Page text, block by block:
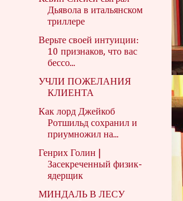
Дьявола в итальянском
триллере
Верьте своей интуиции:
10 признаков, что вас
бессо...
УЧЛИ ПОЖЕЛАНИЯ
КЛИЕНТА
Как лорд Джейкоб
Ротшильд сохранил и
приумножил на...
Генрих Голин |
Засекреченный физик-
ядерщик
МИНДАЛЬ В ЛЕСУ